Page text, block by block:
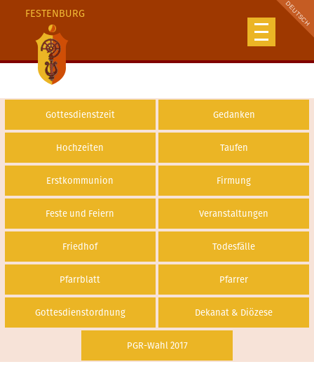
FESTENBURG
Gottesdienstzeit Gedanken
Hochzeiten Taufen
Erstkommunion Firmung
Feste und Feiern Veranstaltungen
Friedhof Todesfälle
Pfarrblatt Pfarrer
Gottesdienstordnung Dekanat & Diözese
PGR-Wahl 2017